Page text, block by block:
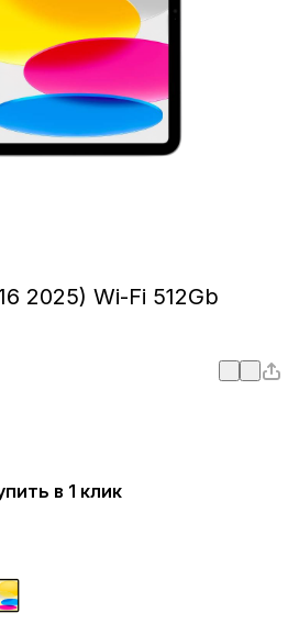
2025) Wi-Fi 512Gb
в 1 клик